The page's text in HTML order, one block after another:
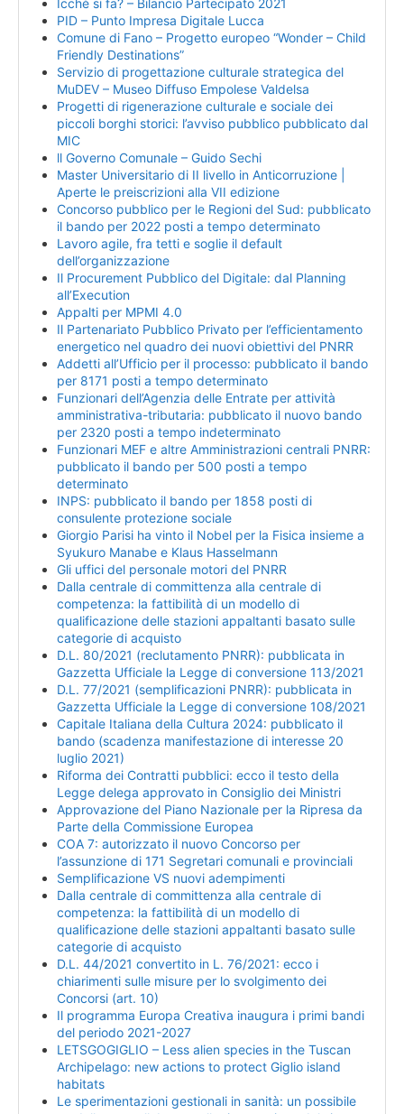
Icchè si fa? – Bilancio Partecipato 2021
PID – Punto Impresa Digitale Lucca
Comune di Fano – Progetto europeo “Wonder – Child
Friendly Destinations”
Servizio di progettazione culturale strategica del
MuDEV – Museo Diffuso Empolese Valdelsa
Progetti di rigenerazione culturale e sociale dei
piccoli borghi storici: l’avviso pubblico pubblicato dal
MIC
ll Governo Comunale – Guido Sechi
Master Universitario di II livello in Anticorruzione |
Aperte le preiscrizioni alla VII edizione
Concorso pubblico per le Regioni del Sud: pubblicato
il bando per 2022 posti a tempo determinato
Lavoro agile, fra tetti e soglie il default
dell’organizzazione
Il Procurement Pubblico del Digitale: dal Planning
all’Execution
Appalti per MPMI 4.0
Il Partenariato Pubblico Privato per l’efficientamento
energetico nel quadro dei nuovi obiettivi del PNRR
Addetti all’Ufficio per il processo: pubblicato il bando
per 8171 posti a tempo determinato
Funzionari dell’Agenzia delle Entrate per attività
amministrativa-tributaria: pubblicato il nuovo bando
per 2320 posti a tempo indeterminato
Funzionari MEF e altre Amministrazioni centrali PNRR:
pubblicato il bando per 500 posti a tempo
determinato
INPS: pubblicato il bando per 1858 posti di
consulente protezione sociale
Giorgio Parisi ha vinto il Nobel per la Fisica insieme a
Syukuro Manabe e Klaus Hasselmann
Gli uffici del personale motori del PNRR
Dalla centrale di committenza alla centrale di
competenza: la fattibilità di un modello di
qualificazione delle stazioni appaltanti basato sulle
categorie di acquisto
D.L. 80/2021 (reclutamento PNRR): pubblicata in
Gazzetta Ufficiale la Legge di conversione 113/2021
D.L. 77/2021 (semplificazioni PNRR): pubblicata in
Gazzetta Ufficiale la Legge di conversione 108/2021
Capitale Italiana della Cultura 2024: pubblicato il
bando (scadenza manifestazione di interesse 20
luglio 2021)
Riforma dei Contratti pubblici: ecco il testo della
Legge delega approvato in Consiglio dei Ministri
Approvazione del Piano Nazionale per la Ripresa da
Parte della Commissione Europea
COA 7: autorizzato il nuovo Concorso per
l’assunzione di 171 Segretari comunali e provinciali
Semplificazione VS nuovi adempimenti
Dalla centrale di committenza alla centrale di
competenza: la fattibilità di un modello di
qualificazione delle stazioni appaltanti basato sulle
categorie di acquisto
D.L. 44/2021 convertito in L. 76/2021: ecco i
chiarimenti sulle misure per lo svolgimento dei
Concorsi (art. 10)
Il programma Europa Creativa inaugura i primi bandi
del periodo 2021-2027
LETSGOGIGLIO – Less alien species in the Tuscan
Archipelago: new actions to protect Giglio island
habitats
Le sperimentazioni gestionali in sanità: un possibile